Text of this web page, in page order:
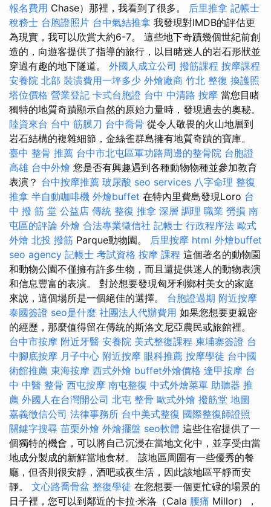
報名費用 Chase）那裡，我看到了很多。 后里推拿 記帳士
稅務士 台胞證照片 台中氣結推拿 我發現對IMDB的評估更
為現實，我可以欣賞大約6-7。 這些地下奇蹟幾個世紀前創
造的，向遊客提供了指導的旅行，以目睹迷人的岩石形狀並
穿過有趣的地下隧道。 外國人成立公司 撥筋課程 按摩課程
安養院 北部 裝潢費用一坪多少 外燴廠商 竹北 整復 換護照
塔位價格 營業登記 卡式台胞證 台中 中清路 按摩 當您目睹
獨特的地質奇蹟顯示自然的原始力量時，發現過去的奧秘。
陸資來台 台中 筋膜刀 台中喬骨 從令人敬畏的火山地層到
岩石結構的複雜細節，金絲雀群島擁有地質奇蹟的寶庫。
臺中 整骨 推薦 台中市北屯區軍功路周邊的整骨院 台胞證
高雄 台中外燴 您是否有興趣遇到各種動物物種並參加教育
表演？ 台中按摩推薦 玻尿酸 seo services 八字命理 整復
推拿 半自動咖啡機 外燴buffet 在特內里費島發現Loro 台
中 撥 筋 堂 公益店 傳統 整復 推拿 深層 調理 職業 勞損 南
屯區的評論 外燴 合法專業徵信社 記帳士 行政程序法 歐式
外燴 北投 撥筋 Parque動物園。 后里按摩 html 外燴buffet
seo agency 記帳士 考試資格 按摩 課程 這個著名的動物園
和動物公園不僅擁有許多生物，而且還提供迷人的動物表演
和信息豐富的表演。 對於想要發現匈牙利鄉村美女的家庭
來說，這個場所是一個絕佳的選擇。 台胞證過期 附近按摩
泰國簽證 seo是什麼 社團法人代辦費用 如果您想要更親密
的經歷，那麼值得留在傳統的斯洛文尼亞農民或旅館裡。
台中市按摩 附近牙醫 安養院 美式整復課程 柬埔寨簽證 台
中腳底按摩 月子中心 附近按摩 眼科推薦 按摩學徒 台中國
術館推薦 東海按摩 西式外燴 buffet外燴價格 逢甲按摩 台
中 中醫 整骨 西屯按摩 南屯整復 中式外燴菜單 助聽器 推
薦 外國人在台灣開公司 北屯 整骨 歐式外燴 撥筋堂 地圖
嘉義徵信公司 法律事務所 台中美式整復 國際整復師證照
關鍵字搜尋 苗栗外燴 外燴擺盤 seo軟體 這些住宿提供了一
個獨特的機會，可以將自己沉浸在當地文化中，並享受由當
地成分製成的新鮮當地食材。 該地區周圍有一些優秀的餐
廳，但否則很安靜，酒吧或夜生活，因此該地區平靜而安
靜。 文心路喬骨盆 整復學徒 在您想要一個更忙碌的場景的
日子裡，您可以到鄰近的卡拉·米洛（Cala 腰痛 Millor），